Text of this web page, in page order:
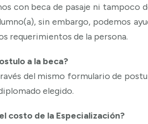
con beca de pasaje ni tampoco
sin embargo, podemos
requerimientos de la persona.
a la beca?
del mismo formulario de
elegido.
costo de la Especialización?